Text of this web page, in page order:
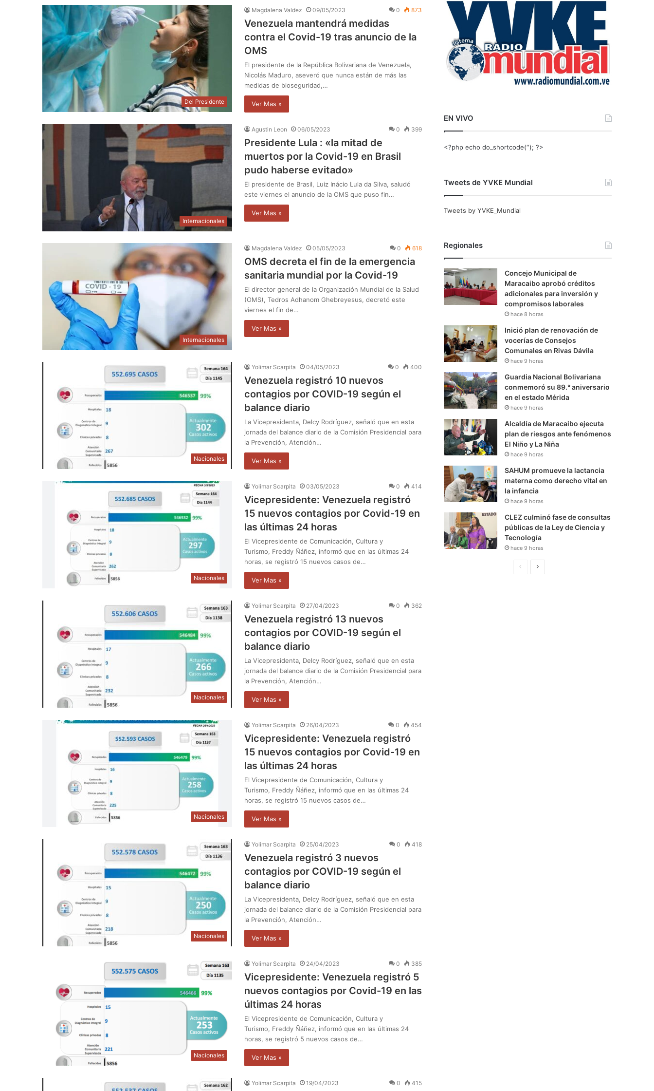
Del Presidente
Magdalena Valdez 09/05/2023 0 873
Venezuela mantendrá medidas
contra el Covid-19 tras anuncio de la
OMS
El presidente de la República Bolivariana de Venezuela,
Nicolás Maduro, aseveró que nunca están de más las
medidas de bioseguridad,…
Ver Mas »
Internacionales
Agustin Leon 06/05/2023 0 399
Presidente Lula : «la mitad de
muertos por la Covid-19 en Brasil
pudo haberse evitado»
El presidente de Brasil, Luiz Inácio Lula da Silva, saludó
este viernes el anuncio de la OMS que puso fin…
Ver Mas »
Internacionales
Magdalena Valdez 05/05/2023 0 618
OMS decreta el fin de la emergencia
sanitaria mundial por la Covid-19
El director general de la Organización Mundial de la Salud
(OMS), Tedros Adhanom Ghebreyesus, decretó este
viernes el fin de…
Ver Mas »
Nacionales
Yolimar Scarpita 04/05/2023 0 400
Venezuela registró 10 nuevos
contagios por COVID-19 según el
balance diario
La Vicepresidenta, Delcy Rodríguez, señaló que en esta
jornada del balance diario de la Comisión Presidencial para
la Prevención, Atención…
Ver Mas »
Nacionales
Yolimar Scarpita 03/05/2023 0 414
Vicepresidente: Venezuela registró
15 nuevos contagios por Covid-19 en
las últimas 24 horas
El Vicepresidente de Comunicación, Cultura y
Turismo, Freddy Ñáñez, informó que en las últimas 24
horas, se registró 15 nuevos casos de…
Ver Mas »
Nacionales
Yolimar Scarpita 27/04/2023 0 362
Venezuela registró 13 nuevos
contagios por COVID-19 según el
balance diario
La Vicepresidenta, Delcy Rodríguez, señaló que en esta
jornada del balance diario de la Comisión Presidencial para
la Prevención, Atención…
Ver Mas »
Nacionales
Yolimar Scarpita 26/04/2023 0 454
Vicepresidente: Venezuela registró
15 nuevos contagios por Covid-19 en
las últimas 24 horas
El Vicepresidente de Comunicación, Cultura y
Turismo, Freddy Ñáñez, informó que en las últimas 24
horas, se registró 15 nuevos casos de…
Ver Mas »
Nacionales
Yolimar Scarpita 25/04/2023 0 418
Venezuela registró 3 nuevos
contagios por COVID-19 según el
balance diario
La Vicepresidenta, Delcy Rodríguez, señaló que en esta
jornada del balance diario de la Comisión Presidencial para
la Prevención, Atención…
Ver Mas »
Nacionales
Yolimar Scarpita 24/04/2023 0 385
Vicepresidente: Venezuela registró 5
nuevos contagios por Covid-19 en las
últimas 24 horas
El Vicepresidente de Comunicación, Cultura y
Turismo, Freddy Ñáñez, informó que en las últimas 24
horas, se registró 5 nuevos casos de…
Ver Mas »
Yolimar Scarpita 19/04/2023 0 415
r
EN VIVO
<?php echo do_shortcode(‘‘); ?>
Tweets de YVKE Mundial
Tweets by YVKE_Mundial
Regionales
Concejo Municipal de
Maracaibo aprobó créditos
adicionales para inversión y
compromisos laborales
hace 8 horas
Inició plan de renovación de
vocerías de Consejos
Comunales en Rivas Dávila
hace 9 horas
Guardia Nacional Bolivariana
conmemoró su 89.° aniversario
en el estado Mérida
hace 9 horas
Alcaldía de Maracaibo ejecuta
plan de riesgos ante fenómenos
El Niño y La Niña
hace 9 horas
SAHUM promueve la lactancia
materna como derecho vital en
la infancia
hace 9 horas
CLEZ culminó fase de consultas
públicas de la Ley de Ciencia y
Tecnología
hace 9 horas
S